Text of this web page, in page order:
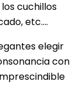
cuchillos
etc….
elegir
con